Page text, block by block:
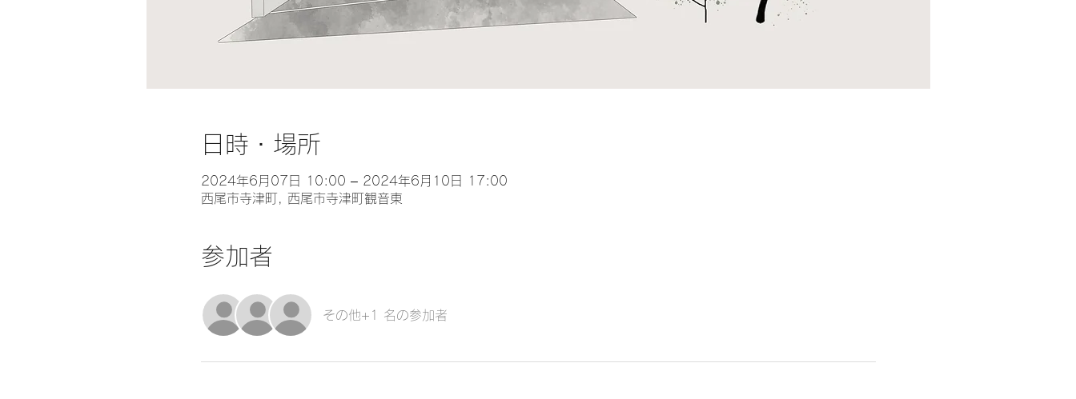
日時・場所
2024年6月07日 10:00 – 2024年6月10日 17:00
西尾市寺津町, 西尾市寺津町観音東
参加者
その他+1 名の参加者